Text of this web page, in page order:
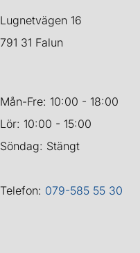
Lugnetvägen 16
791 31 Falun
Mån-Fre: 10:00 - 18:00
Lör: 10:00 - 15:00
Söndag: Stängt
Telefon: 079-585 55 30